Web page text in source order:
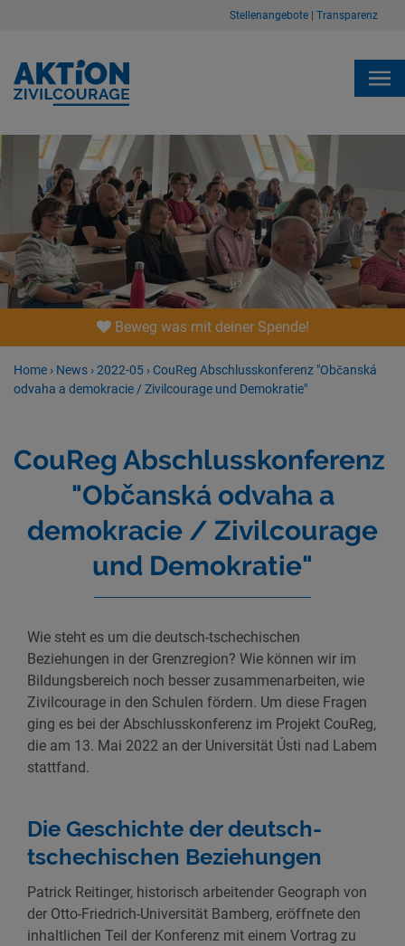
Stellenangebote Transparenz
Beweg was mit deiner Spende!
Home › News ›2022-05 › CouReg Abschlusskonfe­renz "Občanská
odvaha a demokracie / Zivilcourage und Demokratie"
CouReg Abschlusskonfe­renz
"Občanská odvaha a
demokracie / Zivilcourage
und Demokratie"
Wie steht es um die deutsch-tschechischen
Beziehungen in der Grenzregion? Wie können wir im
Bildungsbereich noch besser zusammenarbeiten, wie
Zivilcourage in den Schulen fördern. Um diese Fragen
ging es bei der Abschlusskonferenz im Projekt CouReg,
die am 13. Mai 2022 an der Universität Ústi nad Labem
stattfand.
Die Geschichte der deutsch-
tschechischen Beziehungen
Patrick Reitinger, historisch arbeitender Geograph von
der Otto-Friedrich-Universität Bamberg, eröffnete den
inhaltlichen Teil der Konferenz mit einem Vortrag zu